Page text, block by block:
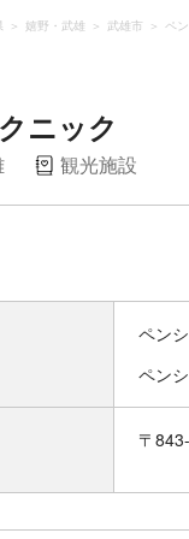
嬉野・武雄 武雄市 ペ
ニック
観光施設
ペン
ペン
〒